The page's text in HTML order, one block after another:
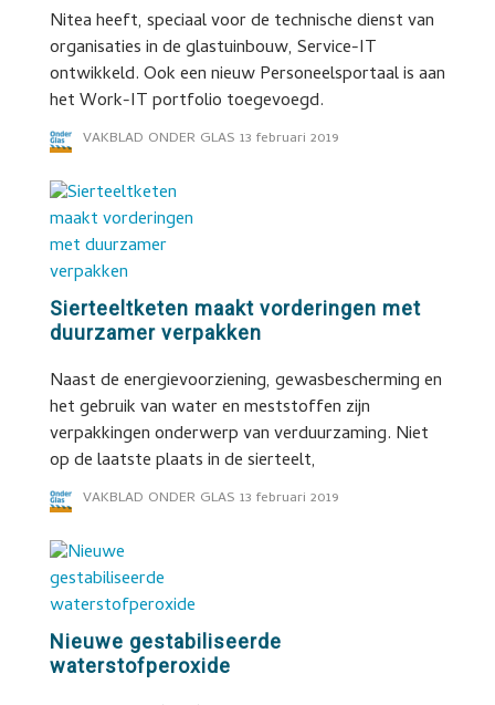
Nitea heeft, speciaal voor de technische dienst van
organisaties in de glastuinbouw, Service-IT
ontwikkeld. Ook een nieuw Personeelsportaal is aan
het Work-IT portfolio toegevoegd.
VAKBLAD ONDER GLAS 13 februari 2019
Sierteeltketen maakt vorderingen met
duurzamer verpakken
Naast de energievoorziening, gewasbescherming en
het gebruik van water en meststoffen zijn
verpakkingen onderwerp van verduurzaming. Niet
op de laatste plaats in de sierteelt,
VAKBLAD ONDER GLAS 13 februari 2019
Nieuwe gestabiliseerde
waterstofperoxide